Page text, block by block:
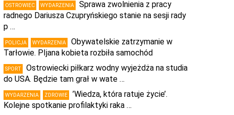
OSTROWIEC WYDARZENIA
Sprawa zwolnienia z pracy
radnego Dariusza Czupryńskiego stanie na sesji rady
p …
POLICJA WYDARZENIA
Obywatelskie zatrzymanie w
Tarłowie. PIjana kobieta rozbiła samochód
SPORT
Ostrowiecki piłkarz wodny wyjeżdża na studia
do USA. Będzie tam grał w wate …
WYDARZENIA ZDROWIE
’Wiedza, która ratuje życie’.
Kolejne spotkanie profilaktyki raka …